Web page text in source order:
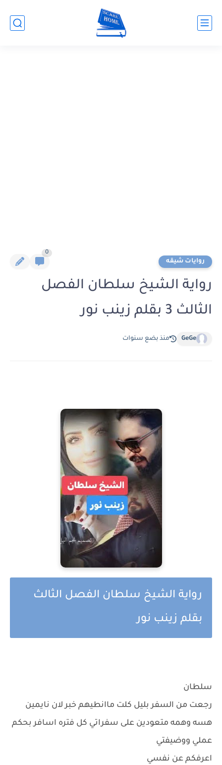
روايات شيقه
0
رواية الشيخ سلطان الفصل
الثالث 3 بقلم زينب نور
GeGe منذ بضع سنوات
رواية الشيخ سلطان الفصل الثالث
بقلم زينب نور
سلطان
رجعت من السفر بليل كلت ماانطيهم خبر لان نايمين
هسه وهمه متعودين على سفراتي كل فتره اسافر بحكم
عملي ووضيفتي
اعرفكم عن نفسي